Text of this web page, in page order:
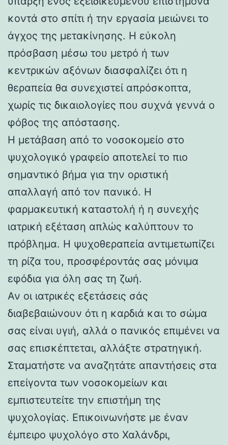
κοντά στο σπίτι ή την εργασία μειώνει το
άγχος της μετακίνησης. Η εύκολη
πρόσβαση μέσω του μετρό ή των
κεντρικών αξόνων διασφαλίζει ότι η
θεραπεία θα συνεχιστεί απρόσκοπτα,
χωρίς τις δικαιολογίες που συχνά γεννά ο
φόβος της απόστασης.
Η μετάβαση από το νοσοκομείο στο
ψυχολογικό γραφείο αποτελεί το πιο
σημαντικό βήμα για την οριστική
απαλλαγή από τον πανικό. Η
φαρμακευτική καταστολή ή η συνεχής
ιατρική εξέταση απλώς καλύπτουν το
πρόβλημα. Η ψυχοθεραπεία αντιμετωπίζει
τη ρίζα του, προσφέροντάς σας μόνιμα
εφόδια για όλη σας τη ζωή.
Αν οι ιατρικές εξετάσεις σάς
διαβεβαιώνουν ότι η καρδιά και το σώμα
σας είναι υγιή, αλλά ο πανικός επιμένει να
σας επισκέπτεται, αλλάξτε στρατηγική.
Σταματήστε να αναζητάτε απαντήσεις στα
επείγοντα των νοσοκομείων και
εμπιστευτείτε την επιστήμη της
ψυχολογίας. Επικοινωνήστε με έναν
έμπειρο ψυχολόγο στο Χαλάνδρι,